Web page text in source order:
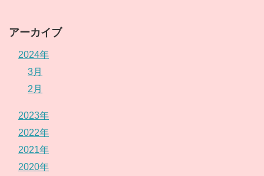
アーカイブ
2024年
3月
2月
2023年
2022年
2021年
2020年